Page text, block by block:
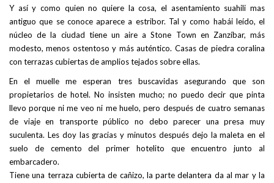
Y así y como quien no quiere la cosa, el asentamiento suahili mas
antiguo que se conoce aparece a estribor. Tal y como habái leído, el
núcleo de la ciudad tiene un aire a Stone Town en Zanzíbar, más
modesto, menos ostentoso y más auténtico. Casas de piedra coralina
con terrazas cubiertas de amplios tejados sobre ellas.
En el muelle me esperan tres buscavidas asegurando que son
propietarios de hotel. No insisten mucho; no puedo decir que pinta
llevo porque ni me veo ni me huelo, pero después de cuatro semanas
de viaje en transporte público no debo parecer una presa muy
suculenta. Les doy las gracias y minutos después dejo la maleta en el
suelo de cemento del primer hotelito que encuentro junto al
embarcadero.
Tiene una terraza cubierta de cañizo, la parte delantera da al mar y la